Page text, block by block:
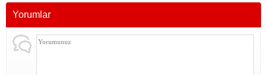
Yorumlar